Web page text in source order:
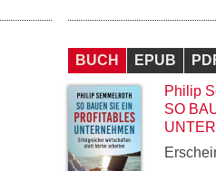
BUCH EPUB
Philip
SO